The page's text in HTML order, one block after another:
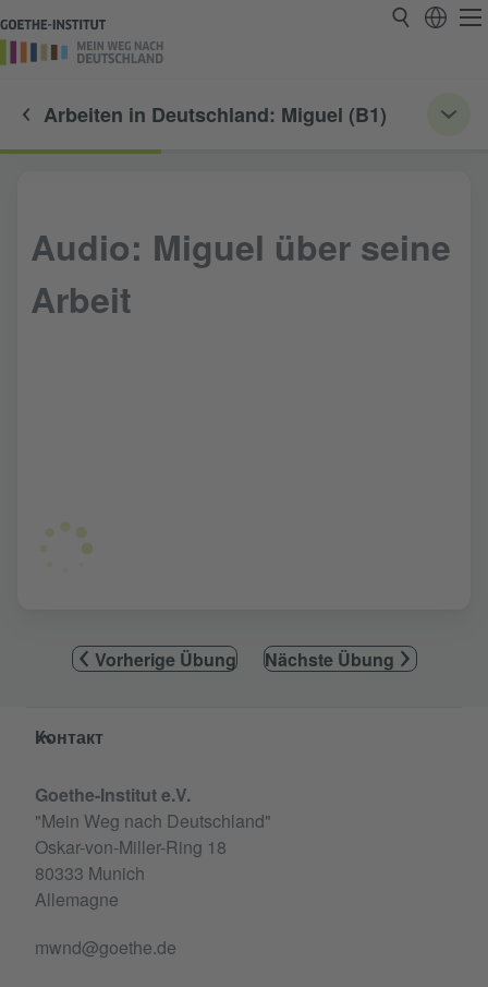
Arbeiten in Deutschland: Miguel (B1)
Audio: Miguel über seine
Arbeit
Vorherige Übung Nächste Übung
Service- und Informationsbereich
Контакт
Goethe-Institut e.V.
"Mein Weg nach Deutschland"
Oskar-von-Miller-Ring 18
80333 Munich
Allemagne
mwnd@goethe.de